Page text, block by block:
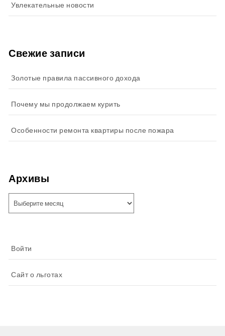
Увлекательные новости
Свежие записи
Золотые правила пассивного дохода
Почему мы продолжаем курить
Особенности ремонта квартиры после пожара
Архивы
Войти
Сайт о льготах